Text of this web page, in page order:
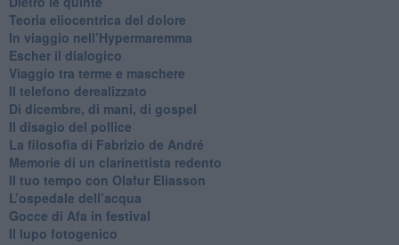
​Teoria eliocentrica del dolore
In viaggio nell’Hypermaremma
​Escher il dialogico
​Viaggio tra terme e maschere
Il telefono derealizzato
​Di dicembre, di mani, di gospel
​Il disagio del pollice
​La filosofia di Fabrizio de André
Memorie di un clarinettista redento
​Il tuo tempo con Olafur Eliasson
​L’ospedale dell’acqua
​Gocce di Afa in festival
​Il lupo fotogenico